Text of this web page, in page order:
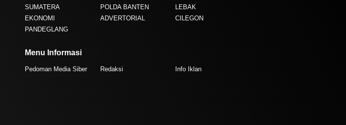
SUMATERA
POLDA BANTEN
LEBAK
EKONOMI
ADVERTORIAL
CILEGON
PANDEGLANG
Menu Informasi
Pedoman Media Siber Redaksi Info Iklan